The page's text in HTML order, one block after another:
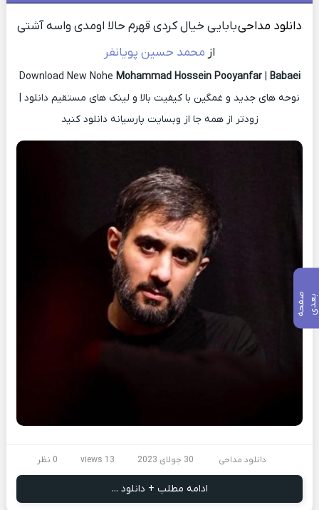
دانلود مداحیبابایی خیال کردی قهرم حالا اومدی واسه آشتی
از محمد حسین پویانفر
Download New Nohe Mohammad Hossein Pooyanfar| Babaei
نوحه های جدید و غمگین با کیفیت بالا و لینک های مستقیم دانلود |
زودتر از همه جا از وبسایت پارسیانه دانلود کنید
دانلود مداحی 30 جولای 2023 13 views 0 نظر
ادامه مطلب + دانلود ...
ص
ف
ح
ه ب ع
د ی